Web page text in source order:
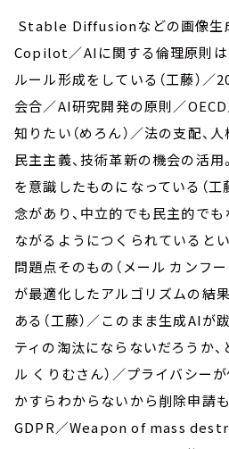
Stable Diffusionなどの画像生
Copilot／AIに関する倫理原則
ルール形成をしている（工藤）／
会合／AI研究開発の原則／
知りたい（めろん）／法の支配、
民主主義、技術革新の機会の活
を意識したものになっている（工
念があり、中立的でも民主的で
ながるようにつくられていると
問題点そのもの（メール カンフ
が最適化したアルゴリズムの結
ある（工藤）／このまま生成AIが
ティの淘汰にならないだろうか、
ル くりむさん）／プライバシー
かすらわからないから削除申請も
GDPR／Weapon of mass